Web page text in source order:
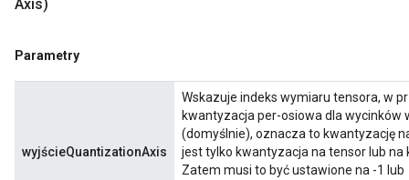
Axis)
Parametry
wyjścieQuantizationAxis
Wskazuje indeks wymiaru tensora, w
kwantyzacja per-osiowa dla wycinków
(domyślnie), oznacza to kwantyzację
jest tylko kwantyzacja na tensor lub na
Zatem musi to być ustawione na -1 lub